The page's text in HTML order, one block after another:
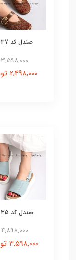
صندل کد 3037
3,598,000
2,498,000 تومان
صندل کد 3035
4,898,000
3,598,000 تومان